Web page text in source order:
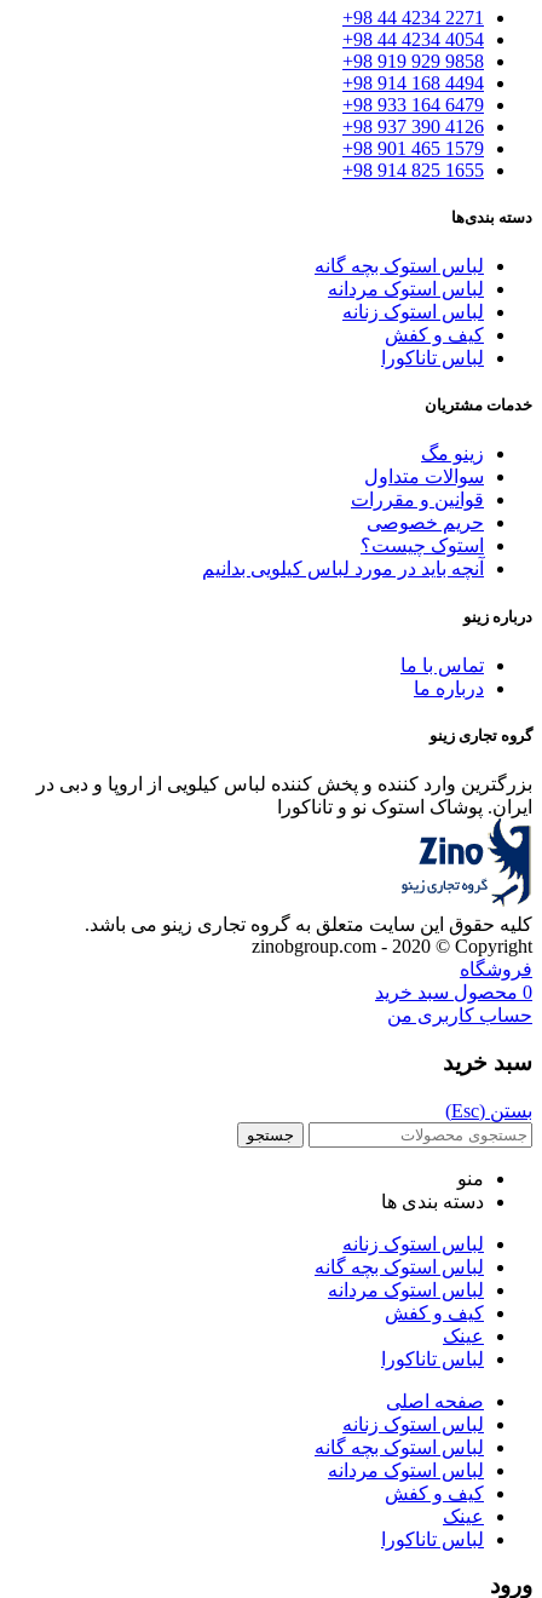
2271 4234 44 98+
4054 4234 44 98+
9858 929 919 98+
4494 168 914 98+
6479 164 933 98+
4126 390 937 98+
1579 465 901 98+
1655 825 914 98+
دسته بندی‌ها
لباس استوک بچه گانه
لباس استوک مردانه
لباس استوک زنانه
کیف و کفش
لباس تاناکورا
خدمات مشتریان
زینو مگ
سوالات متداول
قوانین و مقررات
حریم خصوصی
استوک چیست؟
آنچه باید در مورد لباس کیلویی بدانیم
درباره زینو
تماس با ما
درباره ما
گروه تجاری زینو
بزرگترین وارد کننده و پخش کننده لباس کیلویی از اروپا و دبی در
ایران. پوشاک استوک نو و تاناکورا
کلیه حقوق این سایت متعلق به گروه تجاری زینو می باشد.
zinobgroup.com - 2020 © Copyright
فروشگاه
0 محصول سبد خرید
حساب کاربری من
سبد خرید
بستن (Esc)
جستجو
منو
دسته بندی ها
لباس استوک زنانه
لباس استوک بچه گانه
لباس استوک مردانه
کیف و کفش
عینک
لباس تاناکورا
صفحه اصلی
لباس استوک زنانه
لباس استوک بچه گانه
لباس استوک مردانه
کیف و کفش
عینک
لباس تاناکورا
ورود